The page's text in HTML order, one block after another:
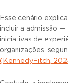
Esse cenário
incluir a admissão
iniciativas de
organizações,
(KennedyFitch,